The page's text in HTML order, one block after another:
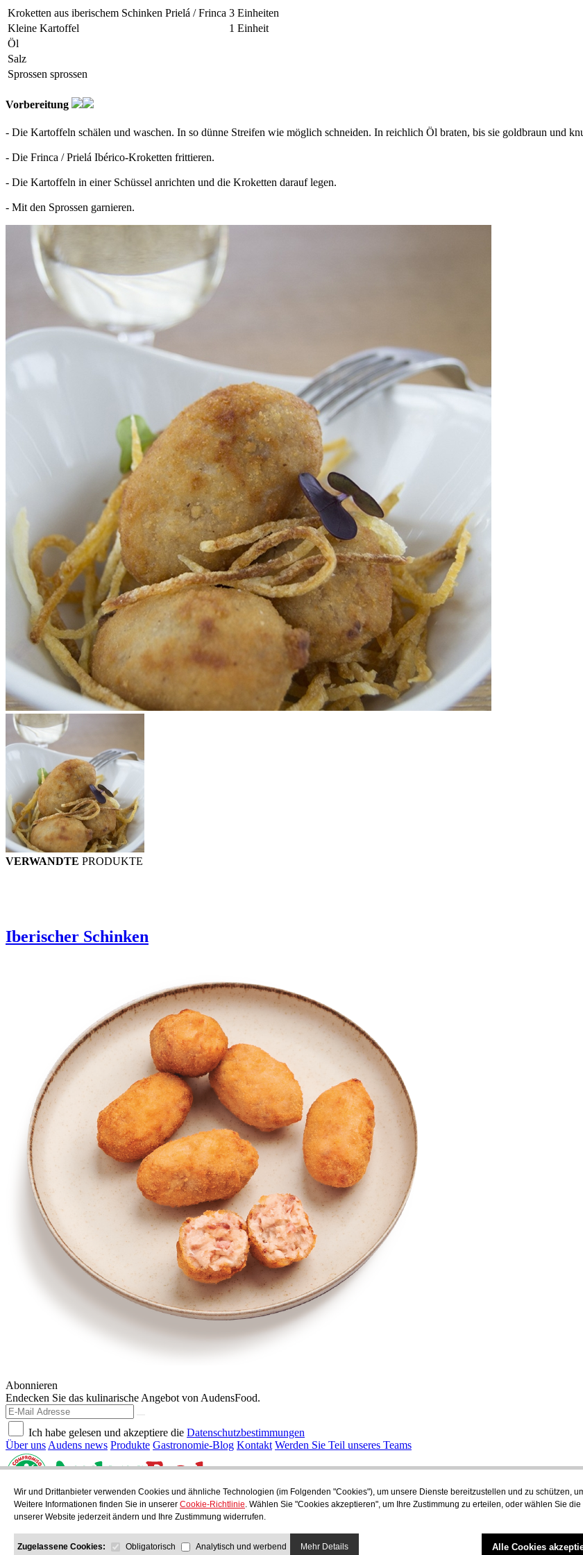
Wir und Drittanbieter verwenden Cookies und ähnliche Technologien (im Folgenden "Cookies"), um unsere Dienste bereitzustellen und zu schützen,
Weitere Informationen finden Sie in unserer Cookie-Richtlinie. Wählen Sie "Cookies akzeptieren", um Ihre Zustimmung zu erteilen, oder wählen Sie
unserer Website jederzeit ändern und Ihre Zustimmung widerrufen.
Zugelassene Cookies: Obligatorisch Analytisch und werbend Mehr Details Alle Cookies
Kroketten aus iberischem Schinken Prielá / Frinca 3 Einheiten
Kleine Kartoffel
1 Einheit
Öl
Salz
Sprossen sprossen
Vorbereitung
- Die Kartoffeln schälen und waschen. In so dünne Streifen wie möglich schneiden. In reichlich Öl braten, bis sie goldbraun und
- Die Frinca / Prielá Ibérico-Kroketten frittieren.
- Die Kartoffeln in einer Schüssel anrichten und die Kroketten darauf legen.
- Mit den Sprossen garnieren.
VERWANDTE PRODUKTE
Iberischer Schinken
Abonnieren
Endecken Sie das kulinarische Angebot von AudensFood.
Ich habe gelesen und akzeptiere die Datenschutzbestimmungen
Über uns Audens news Produkte Gastronomie-Blog Kontakt Werden Sie Teil unseres Teams
AUDENS FOOD S.A. C/ Jordi Camp, 25 - 08403 Granollers
Datenschutzbestimmungen Rechtlicher Hinweis Cookie-Richtlinie
COPYRIGHT © 2026 Audens Food